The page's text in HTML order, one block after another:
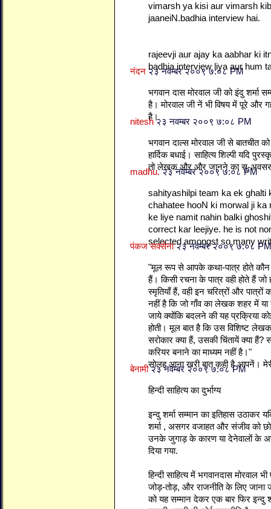
vimarsh ya kisi aur vimarsh
jaaneiN.badhia interview hai.
rajeevji aur ajay ka aabhar ki
badhia interview liya aur hum
नंदन २३ नवम्बर २००९ ७:०८ PM
भगवान दास मोरवाल जी को इंदु शर्मा
है। मोरवाल जी नें भी विषय में पूरे और
है।
nitesh २३ नवम्बर २००९ ७:०८ PM
भगवान दाल्स मोरवाल जी से बातचीत
हार्दिक बधाई। साहित्य शिल्पी यदि
तो लेखक और और जानने का सु-
madhu.२३ नवम्बर २००९ ७:०८ PM
sahityashilpi team ka ek ghalti
chahatee hooN ki morwal ji
ke liye namit nahin balki
correct kar leejiye. he is not
selected amongst so many
पंकज सक्सेना२३ नवम्बर २००९ ७:०८ PM
"मूल रूप से आपके कथा-पात्र होते कौन
हैं। किसी रचना के पात्र वही होते हैं
स्मृतियाँ हैं, वही इन चरित्रों और
नहीं है कि जो गाँव का लेखक शहर में
जाये क्योंकि बदलने की यह प्रक्रिया
होती। मूल बात है कि उस विशिष्ट
सरोकार क्या हैं, उसकी चिंतायें क्या
करियर बनाने का माध्यम नहीं है।"
सोलह आना खरी बात कही है आपनें।
बेनामी२३ नवम्बर २००९ ७:०८ PM
हिन्दी साहित्य का दुर्भाग्य
इन्दु शर्मा सम्मान का इतिहास उठाकर
शर्मा , असगर वजाहत और संजीव को
उनके जुगाड़ के कारण या देनेवालों के
दिया गया.
हिन्दी साहित्य में भगवानदास मोरवाल
जोड़-तोड़, और राजनीति के लिए जाना
को यह सम्मान देकर एक बार फिर इन्दु